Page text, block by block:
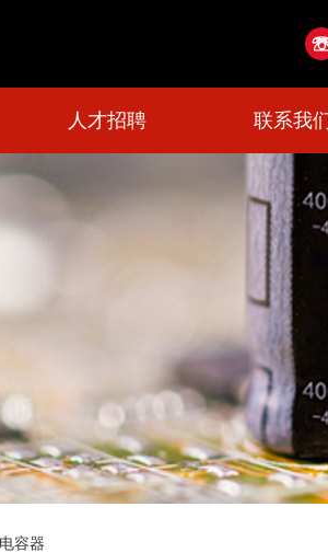
人才招聘 联系我
容器